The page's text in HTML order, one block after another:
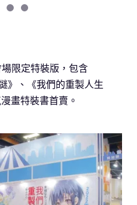
限定特裝版，包含
》、《我們的重製人生
畫特裝書首賣。